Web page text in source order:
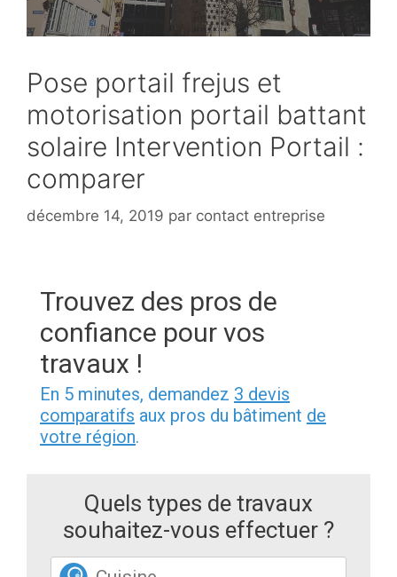
Pose portail frejus et
motorisation portail battant
solaire Intervention Portail :
comparer
décembre 14, 2019 par contact entreprise
Trouvez des pros de
confiance pour vos
travaux !
En 5 minutes, demandez 3 devis
comparatifs aux pros du bâtiment de
votre région.
Quels types de travaux
souhaitez-vous effectuer ?